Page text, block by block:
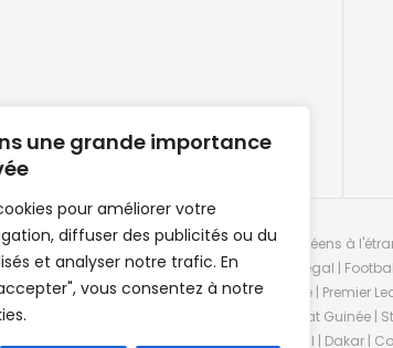
une grande importance
pour améliorer votre
diffuser des publicités ou du
et analyser notre trafic. En
vous consentez à notre
de football en Guinée | Footballeurs guinéens à
Guinée de football | Mercato | Lions du Sénégal |
| Match en direct | But | Actualité au Guinée | Premier
Guinee | Match Guinee | Championnat Guinée |
de Guinée | Senegal Equipe | Guinée | Le Senegal | Dakar |